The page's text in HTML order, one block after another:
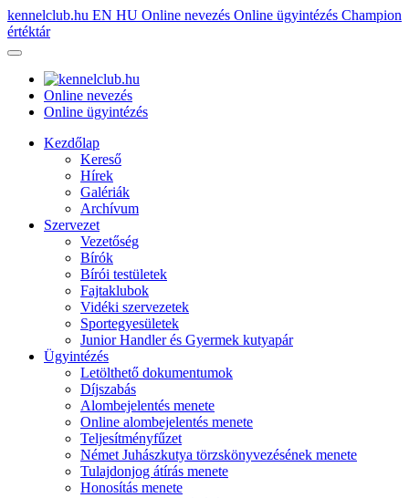
kennelclub.hu EN HU Online nevezés Online ügyintézés Champion
értéktár
Online nevezés
Online ügyintézés
Kezdőlap
Kereső
Hírek
Galériák
Archívum
Szervezet
Vezetőség
Bírók
Bírói testületek
Fajtaklubok
Vidéki szervezetek
Sportegyesületek
Junior Handler és Gyermek kutyapár
Ügyintézés
Letölthető dokumentumok
Díjszabás
Alombejelentés menete
Online alombejelentés menete
Teljesítményfűzet
Német Juhászkutya törzskönyvezésének menete
Tulajdonjog átírás menete
Honosítás menete